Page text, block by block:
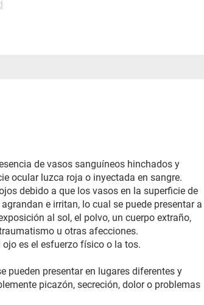
de vasos sanguíneos hinchados y
ocular luzca roja o inyectada en sangre.
debido a que los vasos en la superficie de
e irritan, lo cual se puede presentar a
al sol, el polvo, un cuerpo extraño,
u otras afecciones.
es el esfuerzo físico o la tos.
pueden presentar en lugares diferentes y
picazón, secreción, dolor o problemas